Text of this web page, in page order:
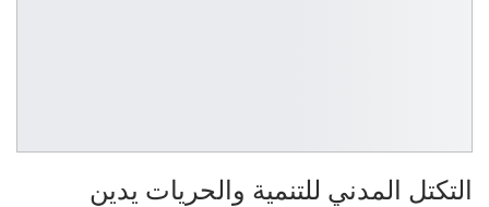
التكتل المدني للتنمية والحريات يدين